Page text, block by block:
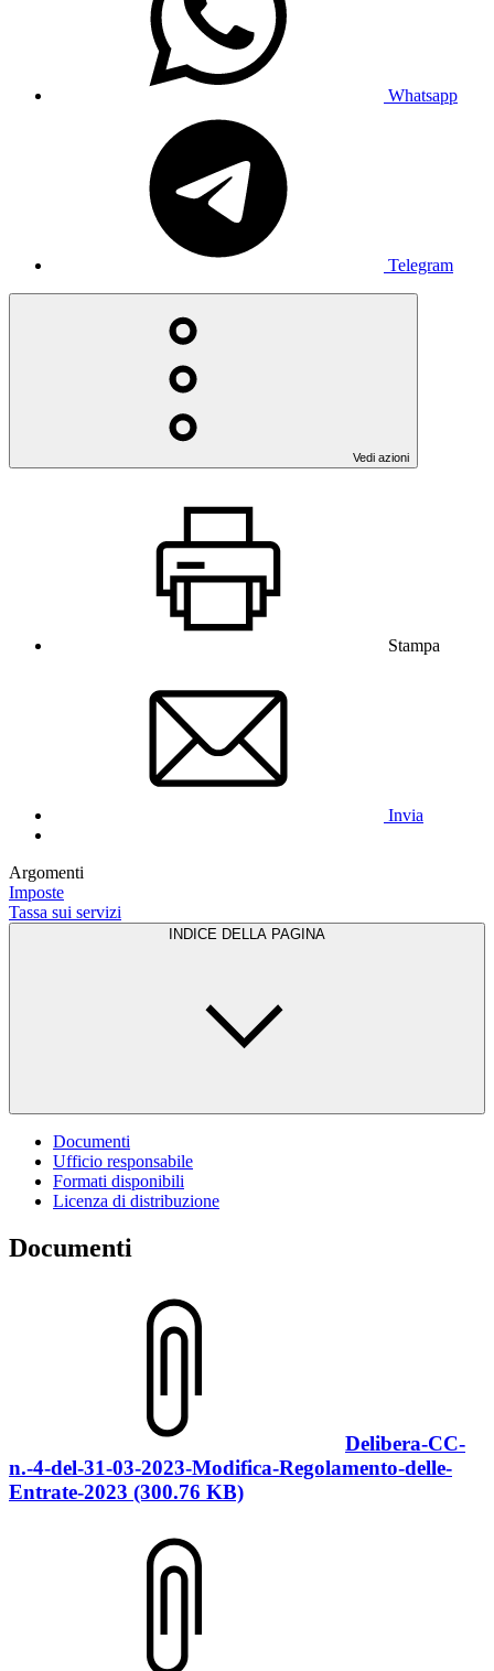
Whatsapp
Telegram
Vedi azioni
Stampa
Invia
Argomenti
Imposte
Tassa sui servizi
INDICE DELLA PAGINA
Documenti
Ufficio responsabile
Formati disponibili
Licenza di distribuzione
Documenti
Delibera-CC-
n.-4-del-31-03-2023-Modifica-Regolamento-delle-
Entrate-2023 (300.76 KB)